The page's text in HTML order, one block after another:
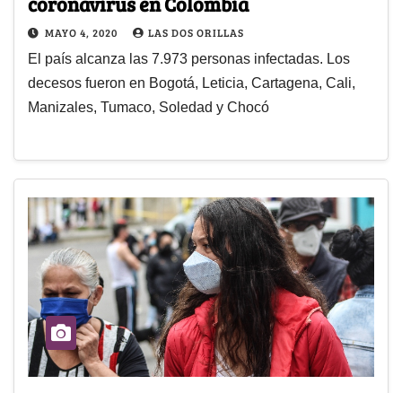
MAYO 4, 2020 LAS DOS ORILLAS
El país alcanza las 7.973 personas infectadas. Los
decesos fueron en Bogotá, Leticia, Cartagena, Cali,
Manizales, Tumaco, Soledad y Chocó